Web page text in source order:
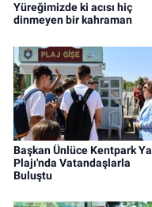
Yüreğimizde ki acısı hiç
dinmeyen bir kahraman
Başkan Ünlüce Kentpark
Plajı'nda Vatandaşlarla
Buluştu